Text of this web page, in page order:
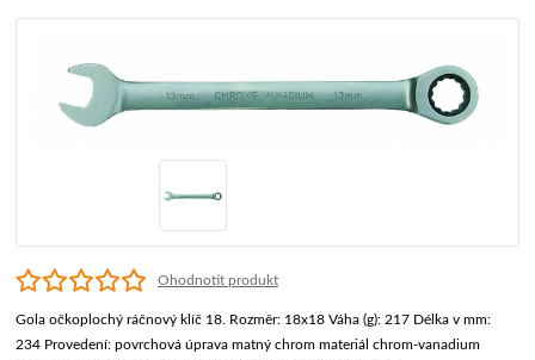
Ohodnotit produkt
Gola očkoplochý ráčnový klíč 18. Rozměr: 18x18 Váha (g): 217 Délka v mm:
234 Provedení: povrchová úprava matný chrom materiál chrom-vanadium